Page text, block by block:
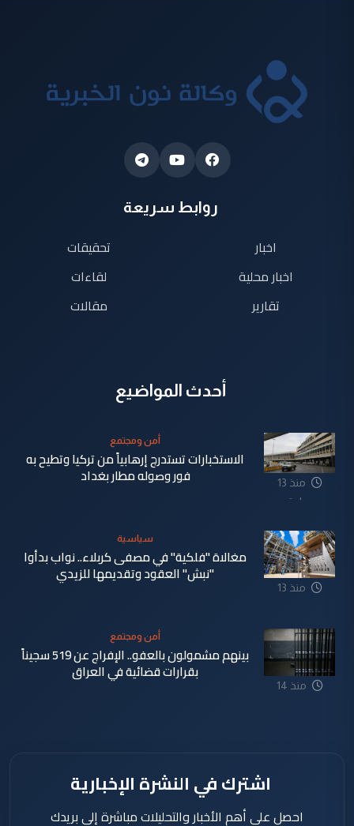
روابط سريعة
اخبار
اخبار محلية
تقارير
تحقيقات
لقاءات
مقالات
أحدث المواضيع
منذ 13
ساعة
أمن ومجتمع
الاستخبارات تستدرج إرهابياً من تركيا وتطيح به
فور وصوله مطار بغداد
منذ 13
سياسية
مغالاة "فلكية" في مصفى كربلاء.. نواب بدأوا
"نبش" العقود وتقديمها للزيدي
منذ 14
أمن ومجتمع
بينهم مشمولون بالعفو.. الإفراج عن 519 سجيناً
بقرارات قضائية في العراق
اشترك في النشرة الإخبارية
احصل على أهم الأخبار والتحليلات مباشرة إلى بريدك